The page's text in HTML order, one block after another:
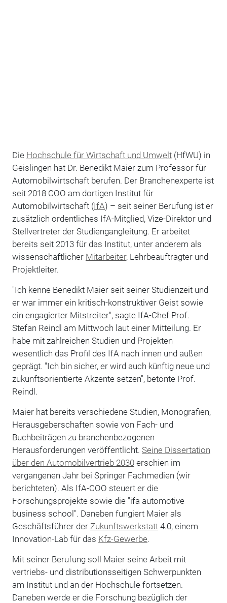
Die Hochschule für Wirtschaft und Umwelt(HfWU) in
Geislingen hat Dr. Benedikt Maier zum Professor für
Automobilwirtschaft berufen. Der Branchenexperte ist
seit 2018 COO am dortigen Institut für
Automobilwirtschaft (IfA) – seit seiner Berufung ist er
zusätzlich ordentliches IfA-Mitglied, Vize-Direktor und
Stellvertreter der Studiengangleitung. Er arbeitet
bereits seit 2013 für das Institut, unter anderem als
wissenschaftlicher Mitarbeiter, Lehrbeauftragter und
Projektleiter.
"Ich kenne Benedikt Maier seit seiner Studienzeit und
er war immer ein kritisch-konstruktiver Geist sowie
ein engagierter Mitstreiter", sagte IfA-Chef Prof.
Stefan Reindl am Mittwoch laut einer Mitteilung. Er
habe mit zahlreichen Studien und Projekten
wesentlich das Profil des IfA nach innen und außen
geprägt. "Ich bin sicher, er wird auch künftig neue und
zukunftsorientierte Akzente setzen", betonte Prof.
Reindl.
Maier hat bereits verschiedene Studien, Monografien,
Herausgeberschaften sowie von Fach- und
Buchbeiträgen zu branchenbezogenen
Herausforderungen veröffentlicht. Seine Dissertation
über den Automobilvertrieb 2030erschien im
vergangenen Jahr bei Springer Fachmedien (wir
berichteten). Als IfA-COO steuert er die
Forschungsprojekte sowie die "ifa automotive
business school". Daneben fungiert Maier als
Geschäftsführer der Zukunftswerkstatt4.0, einem
Innovation-Lab für das Kfz-Gewerbe.
Mit seiner Berufung soll Maier seine Arbeit mit
vertriebs- und distributionsseitigen Schwerpunkten
am Institut und an der Hochschule fortsetzen.
Daneben werde er die Forschung bezüglich der